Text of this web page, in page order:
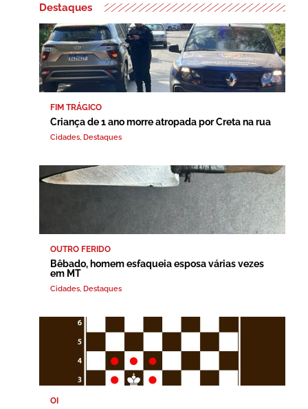
Destaques
FIM TRÁGICO
Criança de 1 ano morre atropada por Creta na rua
Cidades Destaques
OUTRO FERIDO
Bêbado, homem esfaqueia esposa várias vezes
em MT
Cidades Destaques
OI